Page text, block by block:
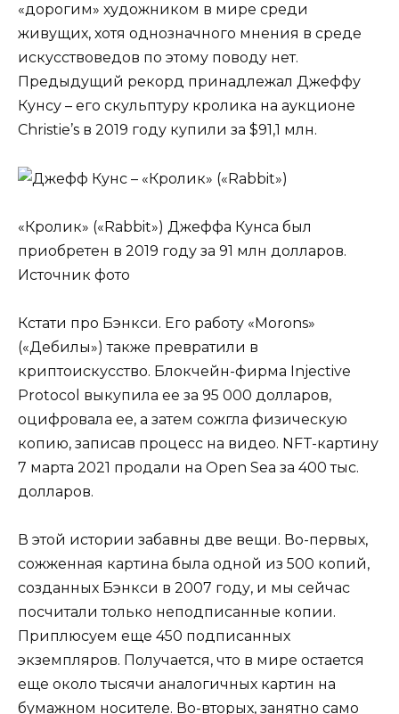
«дорогим» художником в мире среди
живущих, хотя однозначного мнения в среде
искусствоведов по этому поводу нет.
Предыдущий рекорд принадлежал Джеффу
Кунсу – его скульптуру кролика на аукционе
Christie’s в 2019 году купили за $91,1 млн.
«Кролик» («Rabbit») Джеффа Кунса был
приобретен в 2019 году за 91 млн долларов.
Источник фото
Кстати про Бэнкси. Его работу «Morons»
(«Дебилы») также превратили в
криптоискусство. Блокчейн-фирма Injective
Protocol выкупила ее за 95 000 долларов,
оцифровала ее, а затем сожгла физическую
копию, записав процесс на видео. NFT-картину
7 марта 2021 продали на Open Sea за 400 тыс.
долларов.
В этой истории забавны две вещи. Во-первых,
сожженная картина была одной из 500 копий,
созданных Бэнкси в 2007 году, и мы сейчас
посчитали только неподписанные копии.
Приплюсуем еще 450 подписанных
экземпляров. Получается, что в мире остается
еще около тысячи аналогичных картин на
бумажном носителе. Во-вторых, занятно само